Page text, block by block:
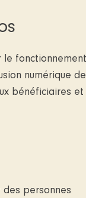
le fonctionnement
numérique
bénéficiaires et
personnes